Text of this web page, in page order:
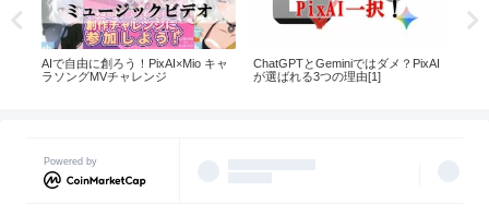
AIで自由に創ろう！PixAI×Mio キャ
ラソングMVチャレンジ
ChatGPTとGeminiではダメ？PixAI
が選ばれる3つの理由[1]
Powered by